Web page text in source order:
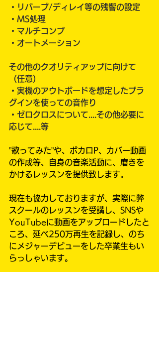
・リバーブ/ディレイ等の残響の設定
・MS処理
・マルチコンプ
・オートメーション​
その他のクオリティアップに向けて
（任意）
・実機のアウトボードを想定したプラ
グインを使っての音作り
・ゼロクロスについて​....その他必要に
応じて....等
”歌ってみた”や、ボカロP、カバー動画
の作成等、自身の音楽活動に、磨きを
かけるレッスンを提供致します。
現在も協力しておりますが、実際に弊
スクールのレッスンを受講し、SNSや
YouTubeに動画をアップロードしたと
ころ、延べ250万再生を記録し、のち
にメジャーデビューをした卒業生もい
らっしゃいます。